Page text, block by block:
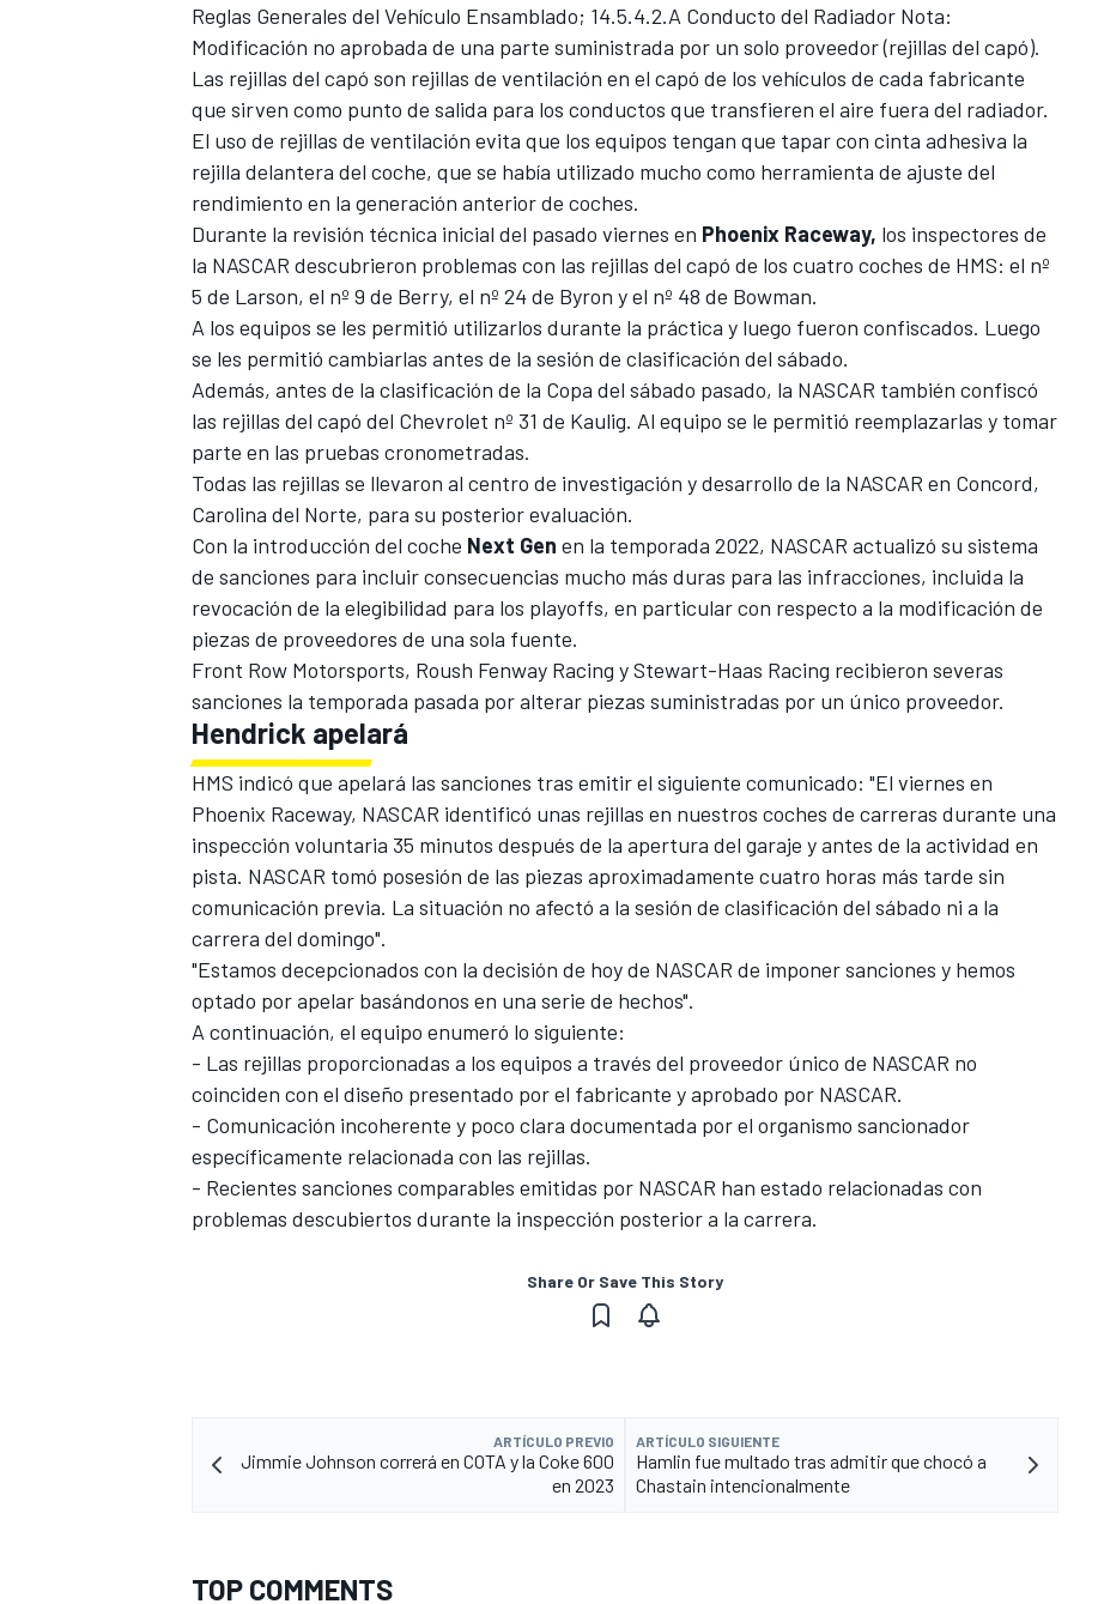
Reglas Generales del Vehículo Ensamblado; 14.5.4.2.A Conducto del Radiador Nota:
Modificación no aprobada de una parte suministrada por un solo proveedor (rejillas del capó).
Las rejillas del capó son rejillas de ventilación en el capó de los vehículos de cada fabricante
que sirven como punto de salida para los conductos que transfieren el aire fuera del radiador.
El uso de rejillas de ventilación evita que los equipos tengan que tapar con cinta adhesiva la
rejilla delantera del coche, que se había utilizado mucho como herramienta de ajuste del
rendimiento en la generación anterior de coches.
Durante la revisión técnica inicial del pasado viernes en Phoenix Raceway, los inspectores de
la NASCAR descubrieron problemas con las rejillas del capó de los cuatro coches de HMS: el nº
5 de Larson, el nº 9 de Berry, el nº 24 de Byron y el nº 48 de Bowman.
A los equipos se les permitió utilizarlos durante la práctica y luego fueron confiscados. Luego
se les permitió cambiarlas antes de la sesión de clasificación del sábado.
Además, antes de la clasificación de la Copa del sábado pasado, la NASCAR también confiscó
las rejillas del capó del Chevrolet nº 31 de Kaulig. Al equipo se le permitió reemplazarlas y tomar
parte en las pruebas cronometradas.
Todas las rejillas se llevaron al centro de investigación y desarrollo de la NASCAR en Concord,
Carolina del Norte, para su posterior evaluación.
Con la introducción del coche Next Gen en la temporada 2022, NASCAR actualizó su sistema
de sanciones para incluir consecuencias mucho más duras para las infracciones, incluida la
revocación de la elegibilidad para los playoffs, en particular con respecto a la modificación de
piezas de proveedores de una sola fuente.
Front Row Motorsports, Roush Fenway Racing yStewart-Haas Racing recibieron severas
sanciones la temporada pasada por alterar piezas suministradas por un único proveedor.
Hendrick apelará
HMS indicó que apelará las sanciones tras emitir el siguiente comunicado: "El viernes en
Phoenix Raceway, NASCAR identificó unas rejillas en nuestros coches de carreras durante una
inspección voluntaria 35 minutos después de la apertura del garaje y antes de la actividad en
pista. NASCAR tomó posesión de las piezas aproximadamente cuatro horas más tarde sin
comunicación previa. La situación no afectó a la sesión de clasificación del sábado ni a la
carrera del domingo".
"Estamos decepcionados con la decisión de hoy de NASCAR de imponer sanciones y hemos
optado por apelar basándonos en una serie de hechos".
A continuación, el equipo enumeró lo siguiente:
- Las rejillas proporcionadas a los equipos a través del proveedor único de NASCAR no
coinciden con el diseño presentado por el fabricante y aprobado por NASCAR.
- Comunicación incoherente y poco clara documentada por el organismo sancionador
específicamente relacionada con las rejillas.
- Recientes sanciones comparables emitidas por NASCAR han estado relacionadas con
problemas descubiertos durante la inspección posterior a la carrera.
Share Or Save This Story
ARTÍCULO PREVIO
Jimmie Johnson correrá en COTA y la Coke 600
en 2023
ARTÍCULO SIGUIENTE
Hamlin fue multado tras admitir que chocó a
Chastain intencionalmente
TOP COMMENTS